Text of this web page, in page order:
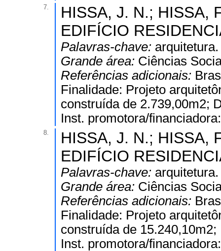
7.
HISSA, J. N.; HISSA,
EDIFÍCIO
Palavras-chave: arquitetura.
Grande área: Ciências
Referências adicionais:
Finalidade: Projeto
construída de 2.739,00m2;
Inst. promotora/
8.
HISSA, J. N.; HISSA,
EDIFÍCIO
Palavras-chave: arquitetura.
Grande área: Ciências
Referências adicionais:
Finalidade: Projeto
construída de
Inst. promotora/